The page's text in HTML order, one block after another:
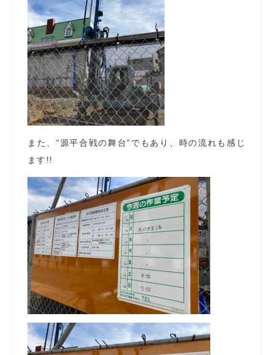
また、”源平合戦の舞台”でもあり、時の流れも感じ
ます!!